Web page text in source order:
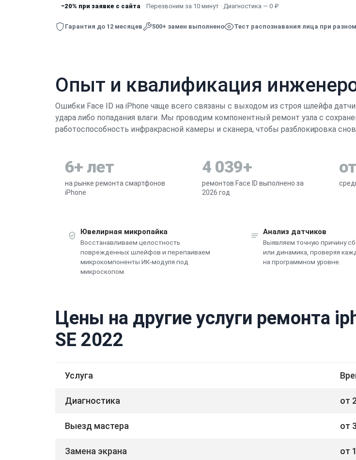
−20% при заявке с сайта Перезвоним за 10 минут · Диагностика — 0 ₽
Гарантия до 12 месяцев 500+ замен выполнено Тест распознавания лица при
Опыт и квалификация
Ошибки Face ID на iPhone чаще всего связаны с выходом из строя шлейфа
удара либо попадания влаги. Мы проводим компонентный ремонт узла с
работоспособность инфракрасной камеры и сканера, чтобы разблокировка
6+ лет
на рынке ремонта смартфонов
iPhone
4 039+
ремонтов Face ID выполнено за
2026 год
Ювелирная микропайка
Восстанавливаем целостность
поврежденных шлейфов и перепаиваем
микрокомпоненты ИК-модуля под
микроскопом.
Анализ датчиков
Выявляем точную причину
или динамика, проверяя
на программном уровне.
Цены на другие услуги ремонта
SE 2022
Услуга
Диагностика от
Выезд мастера от
Замена экрана от